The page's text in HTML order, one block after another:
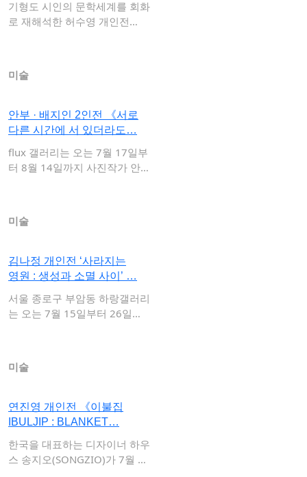
기형도 시인의 문학세계를 회화
로 재해석한 허수영 개인전
미술
안부 · 배지인 2인전 《서로
다른 시간에 서 있더라도…
flux 갤러리는 오는 7월 17일부
터 8월 14일까지 사진작가 안
미술
김나정 개인전 ‘사라지는
영원 : 생성과 소멸 사이’ …
서울 종로구 부암동 하랑갤러리
는 오는 7월 15일부터 26일까
미술
연진영 개인전 《이불집
IBULJIP : BLANKET…
한국을 대표하는 디자이너 하우
스 송지오(SONGZIO)가 7월 10